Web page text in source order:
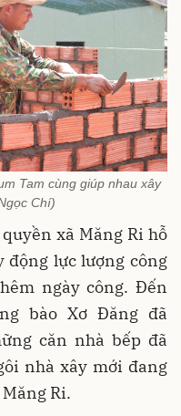
Tam cùng giúp nhau xây
Chí)
xã Măng Ri hỗ
lực lượng công
ngày công. Đến
bào Xơ Đăng đã
căn nhà bếp đã
nhà xây mới đang
Ri.